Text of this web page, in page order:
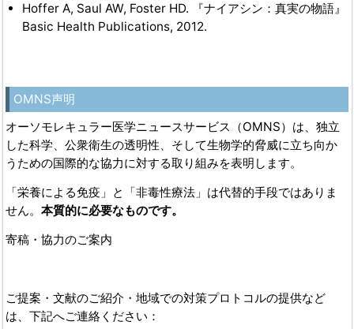
Hoffer A, Saul AW, Foster HD. 『ナイアシン：真実の物語』
Basic Health Publications, 2012.
OMNS声明
オーソモレキュラー医学ニュースサービス（OMNS）は、独立
した科学、公衆衛生の透明性、そして生物学的脅威に立ち向か
うための国際的な協力に対する取り組みを表明します。
「栄養による免疫」と「非毒性療法」は代替的手段ではありま
せん。 本質的に必要なものです。
寄稿・協力のご案内
ご提案・文献のご紹介・地域での対策プロトコルの提供など
は、下記へご連絡ください：